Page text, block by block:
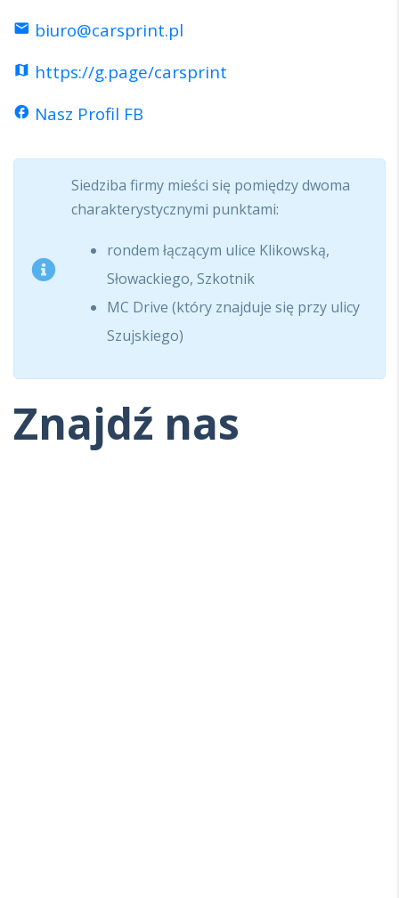
mail biuro@carsprint.pl
map https://g.page/carsprint
facebook Nasz Profil FB
Siedziba firmy mieści się pomiędzy dwoma
charakterystycznymi punktami:
rondem łączącym ulice Klikowską,
Słowackiego, Szkotnik
MC Drive (który znajduje się przy ulicy
Szujskiego)
Znajdź nas